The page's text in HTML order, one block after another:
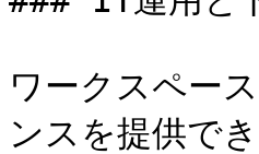
ワークスペー
ンスを提供でき